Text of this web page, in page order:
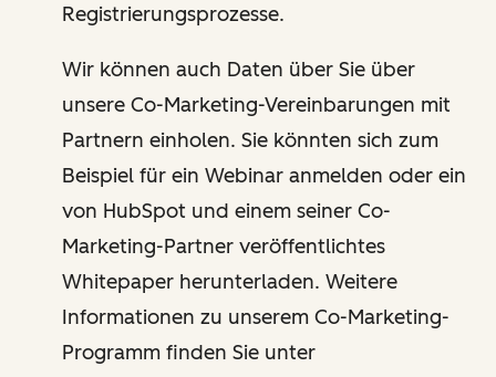
Registrierungsprozesse.
Wir können auch Daten über Sie über
unsere Co-Marketing-Vereinbarungen mit
Partnern einholen. Sie könnten sich zum
Beispiel für ein Webinar anmelden oder ein
von HubSpot und einem seiner Co-
Marketing-Partner veröffentlichtes
Whitepaper herunterladen. Weitere
Informationen zu unserem Co-Marketing-
Programm finden Sie unter